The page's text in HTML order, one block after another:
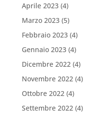
Aprile 2023(4)
Marzo 2023(5)
Febbraio 2023(4)
Gennaio 2023(4)
Dicembre 2022(4)
Novembre 2022(4)
Ottobre 2022(4)
Settembre 2022(4)